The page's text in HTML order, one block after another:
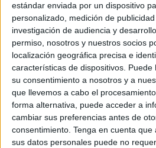
estándar enviada por un dispositivo
personalizado, medición de
investigación de audiencia y
permiso, nosotros y nuestros socios
localización geográfica precisa e
características de dispositivos.
su consentimiento a nosotros y a
que llevemos a cabo el
forma alternativa, puede acceder a
cambiar sus preferencias antes de
consentimiento. Tenga en cuenta
sus datos personales puede no
primera vez, con laselección de
la primera vez que el futbolista del
Los Rosales irá con esta
asiduo de las inferiores del país
un torneo en Francia en estos días.
Así lo ha confirmado su padre
se muestra ilusionado y
Marruecos : “Se me cae la baba
queja, es un niño bueno en todos